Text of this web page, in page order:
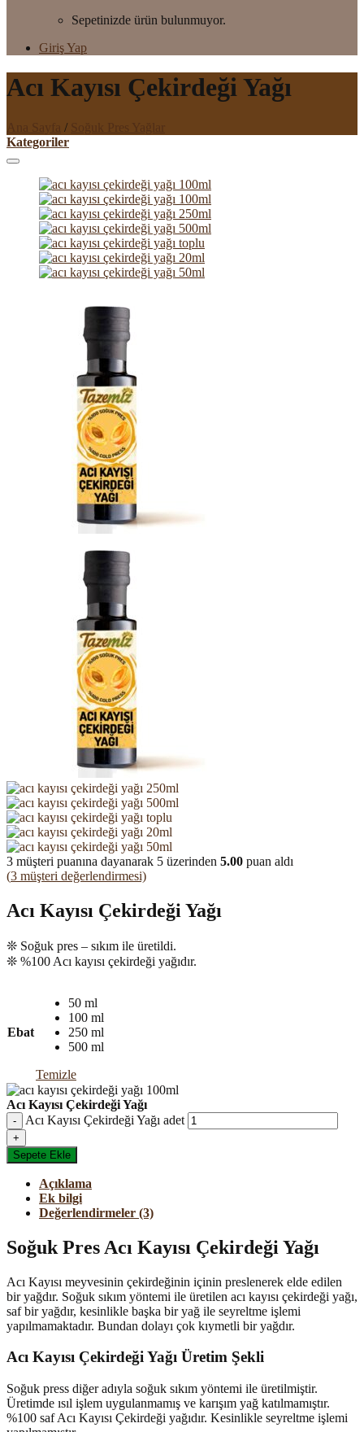
Sepetinizde ürün bulunmuyor.
Giriş Yap
Acı Kayısı Çekirdeği Yağı
Ana Sayfa / Soğuk Pres Yağlar
Kategoriler
3 müşteri puanına dayanarak 5 üzerinden 5.00 puan aldı
(3 müşteri değerlendirmesi)
Acı Kayısı Çekirdeği Yağı
❊ Soğuk pres – sıkım ile üretildi.
❊ %100 Acı kayısı çekirdeği yağıdır.
Ebat
50 ml
100 ml
250 ml
500 ml
Temizle
Acı Kayısı Çekirdeği Yağı
Acı Kayısı Çekirdeği Yağı adet
Sepete Ekle
Açıklama
Ek bilgi
Değerlendirmeler (3)
Soğuk Pres Acı Kayısı Çekirdeği Yağı
Acı Kayısı meyvesinin çekirdeğinin içinin preslenerek elde edilen
bir yağdır. Soğuk sıkım yöntemi ile üretilen acı kayısı çekirdeği yağı,
saf bir yağdır, kesinlikle başka bir yağ ile seyreltme işlemi
yapılmamaktadır. Bundan dolayı çok kıymetli bir yağdır.
Acı Kayısı Çekirdeği Yağı Üretim Şekli
Soğuk press diğer adıyla soğuk sıkım yöntemi ile üretilmiştir.
Üretimde ısıl işlem uygulanmamış ve karışım yağ katılmamıştır.
%100 saf Acı Kayısı Çekirdeği yağıdır. Kesinlikle seyreltme işlemi